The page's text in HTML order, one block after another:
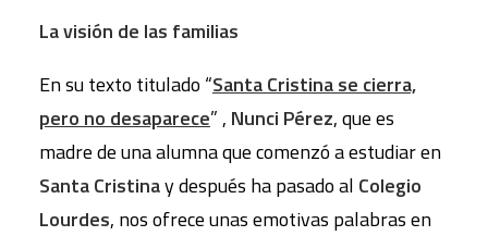
La visión de las familias
En su texto titulado “Santa Cristina se cierra,
pero no desaparece” , Nunci Pérez, que es
madre de una alumna que comenzó a estudiar en
Santa Cristinay después ha pasado al Colegio
Lourdes, nos ofrece unas emotivas palabras en